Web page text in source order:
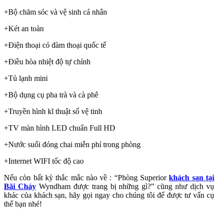
+Bộ chăm sóc và vệ sinh cá nhân
+Két an toàn
+Điện thoại có đàm thoại quốc tế
+Điều hòa nhiệt độ tự chỉnh
+Tủ lạnh mini
+Bộ dụng cụ pha trà và cà phê
+Truyền hình kĩ thuật số vệ tinh
+TV màn hình LED chuẩn Full HD
+Nước suối đóng chai miễn phí trong phòng
+Internet WIFI tốc độ cao
Nếu còn bất kỳ thắc mắc nào về : “Phòng Superiorkhách sạn tại
Bãi CháyWyndham được trang bị những gì?” cũng như dịch vụ
khác của khách sạn, hãy gọi ngay cho chúng tôi để được tư vấn cụ
thể bạn nhé!